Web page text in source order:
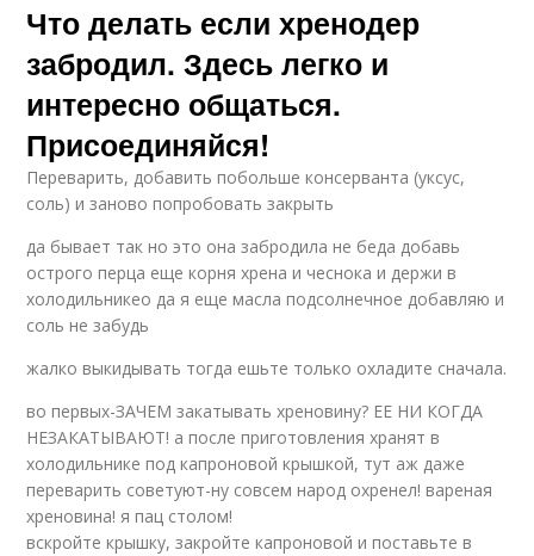
Что делать если хренодер
забродил. Здесь легко и
интересно общаться.
Присоединяйся!
Переварить, добавить побольше консерванта (уксус,
соль) и заново попробовать закрыть
да бывает так но это она забродила не беда добавь
острого перца еще корня хрена и чеснока и держи в
холодильникео да я еще масла подсолнечное добавляю и
соль не забудь
жалко выкидывать тогда ешьте только охладите сначала.
во первых-ЗАЧЕМ закатывать хреновину? ЕЕ НИ КОГДА
НЕЗАКАТЫВАЮТ! а после приготовления хранят в
холодильнике под капроновой крышкой, тут аж даже
переварить советуют-ну совсем народ охренел! вареная
хреновина! я пац столом!
вскройте крышку, закройте капроновой и поставьте в